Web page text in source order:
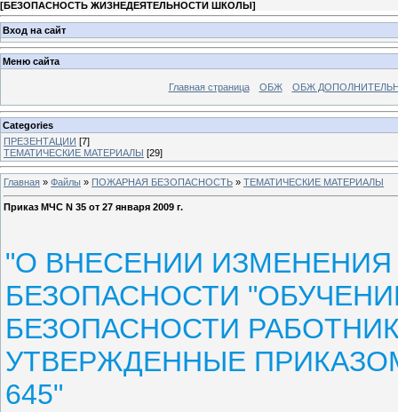
[БЕЗОПАСНОСТЬ ЖИЗНЕДЕЯТЕЛЬНОСТИ ШКОЛЫ]
Вход на сайт
Меню сайта
Главная страница ОБЖ ОБЖ
Categories
ПРЕЗЕНТАЦИИ [7]
ТЕМАТИЧЕСКИЕ МАТЕРИАЛЫ [29]
Главная » Файлы » ПОЖАРНАЯ БЕЗОПАСНОСТЬ » ТЕМАТИЧЕСКИЕ МАТЕРИАЛЫ
Приказ МЧС N 35 от 27 января 2009 г.
"О ВНЕСЕНИИ
БЕЗОПАСНОСТИ
БЕЗОПАСНОСТИ
УТВЕРЖДЕННЫЕ
645"